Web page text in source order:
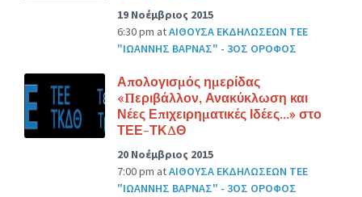
19 Νοέμβριος 2015
6:30 pm atΑΙΘΟΥΣΑ ΕΚΔΗΛΩΣΕΩΝ ΤΕΕ
"ΙΩΑΝΝΗΣ ΒΑΡΝΑΣ" - 3ΟΣ ΟΡΟΦΟΣ
Απολογισμός ημερίδας
«Περιβάλλον, Ανακύκλωση και
Νέες Επιχειρηματικές Ιδέες…» στο
ΤΕΕ-ΤΚΔΘ
20 Νοέμβριος 2015
7:00 pm atΑΙΘΟΥΣΑ ΕΚΔΗΛΩΣΕΩΝ ΤΕΕ
"ΙΩΑΝΝΗΣ ΒΑΡΝΑΣ" - 3ΟΣ ΟΡΟΦΟΣ